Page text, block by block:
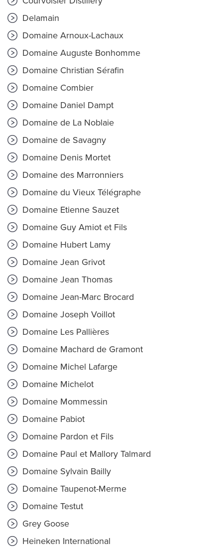
Delamain
Domaine Arnoux-Lachaux
Domaine Auguste Bonhomme
Domaine Christian Sérafin
Domaine Combier
Domaine Daniel Dampt
Domaine de La Noblaie
Domaine de Savagny
Domaine Denis Mortet
Domaine des Marronniers
Domaine du Vieux Télégraphe
Domaine Etienne Sauzet
Domaine Guy Amiot et Fils
Domaine Hubert Lamy
Domaine Jean Grivot
Domaine Jean Thomas
Domaine Jean-Marc Brocard
Domaine Joseph Voillot
Domaine Les Pallières
Domaine Machard de Gramont
Domaine Michel Lafarge
Domaine Michelot
Domaine Mommessin
Domaine Pabiot
Domaine Pardon et Fils
Domaine Paul et Mallory Talmard
Domaine Sylvain Bailly
Domaine Taupenot-Merme
Domaine Testut
Grey Goose
Heineken International